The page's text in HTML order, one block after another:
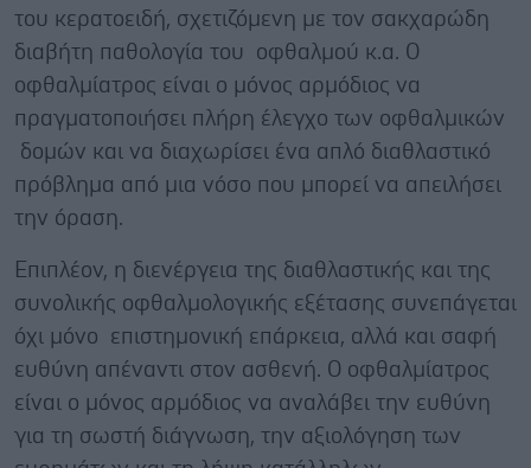
του κερατοειδή, σχετιζόμενη με τον σακχαρώδη
διαβήτη παθολογία του οφθαλμού κ.α. Ο
οφθαλμίατρος είναι ο μόνος αρμόδιος να
πραγματοποιήσει πλήρη έλεγχο των οφθαλμικών
δομών και να διαχωρίσει ένα απλό διαθλαστικό
πρόβλημα από μια νόσο που μπορεί να απειλήσει
την όραση.
Επιπλέον, η διενέργεια της διαθλαστικής και της
συνολικής οφθαλμολογικής εξέτασης συνεπάγεται
όχι μόνο επιστημονική επάρκεια, αλλά και σαφή
ευθύνη απέναντι στον ασθενή. Ο οφθαλμίατρος
είναι ο μόνος αρμόδιος να αναλάβει την ευθύνη
για τη σωστή διάγνωση, την αξιολόγηση των